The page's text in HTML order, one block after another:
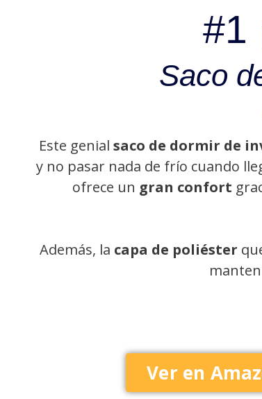
#1
Saco
Este genial saco de dormir de
y no pasar nada de frío cuando
ofrece un gran confort
Además, la capa de poliéster
Ver en